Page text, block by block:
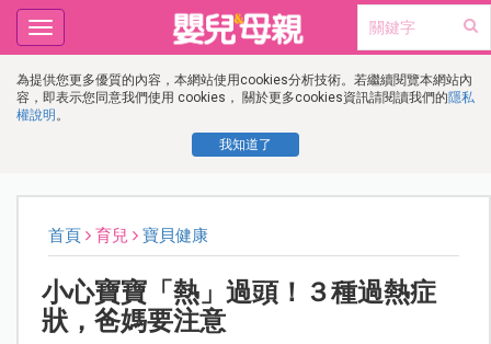
為提供您更多優質的內容，本網站使用cookies分析技術。若繼續閱覽本網站內
容，即表示您同意我們使用 cookies， 關於更多cookies資訊請閱讀我們的隱私
權說明 。
我知道了
Toggle
navigation
首頁 育兒 寶貝健康
小心寶寶「熱」過頭！３種過熱症
狀，爸媽要注意